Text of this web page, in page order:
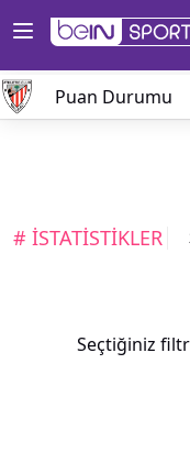
Puan Durumu
# İSTATİSTİKLER
Seçtiğiniz